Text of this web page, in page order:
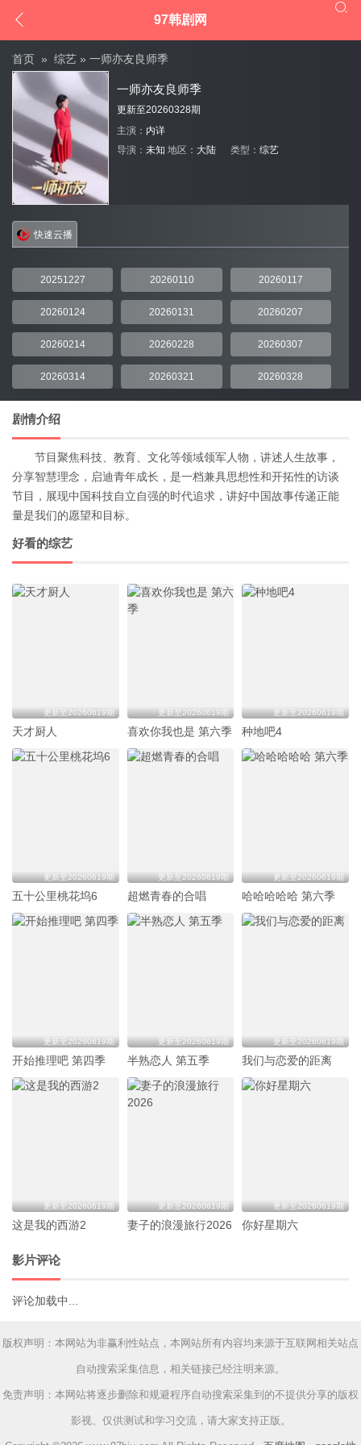
97韩剧网


首页 » 综艺 » 一师亦友良师季
一师亦友良师季
更新至20260328期
主演： 内详
导演： 未知 地区： 大陆 类型： 综艺
快速云播
20251227 20260110 20260117
20260124 20260131 20260207
20260214 20260228 20260307
20260314 20260321 20260328
剧情介绍
节目聚焦科技、教育、文化等领域领军人物，讲述人生故事，
分享智慧理念，启迪青年成长，是一档兼具思想性和开拓性的访谈
节目，展现中国科技自立自强的时代追求，讲好中国故事传递正能
量是我们的愿望和目标。
好看的综艺
更新至20260619期
天才厨人
更新至20260619期
喜欢你我也是 第六季
更新至20260619期
种地吧4
更新至20260619期
五十公里桃花坞6
更新至20260619期
超燃青春的合唱
更新至20260619期
哈哈哈哈哈 第六季
更新至20260619期
开始推理吧 第四季
更新至20260619期
半熟恋人 第五季
更新至20260619期
我们与恋爱的距离
更新至20260619期
这是我的西游2
更新至20260619期
妻子的浪漫旅行2026
更新至20260619期
你好星期六
影片评论
评论加载中...
版权声明：本网站为非赢利性站点，本网站所有内容均来源于互联网相关站点
自动搜索采集信息，相关链接已经注明来源。
免责声明：本网站将逐步删除和规避程序自动搜索采集到的不提供分享的版权
影视、仅供测试和学习交流，请大家支持正版。